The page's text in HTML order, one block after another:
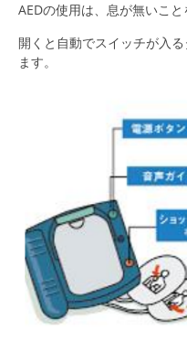
AEDの使用は、息が無いこと
開くと自動でスイッチが入
ます。